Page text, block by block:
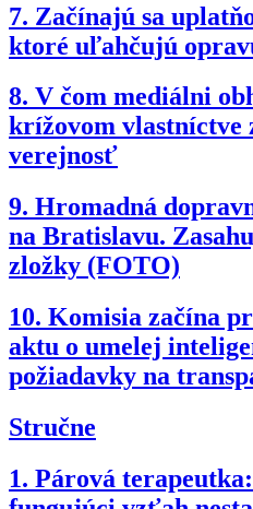
7. Začínajú sa
ktoré uľahčujú
8. V čom mediálni
krížovom vlastníctve
verejnosť
9. Hromadná
na Bratislavu.
zložky (FOTO)
10. Komisia začína
aktu o umelej
požiadavky na
Stručne
1. Párová